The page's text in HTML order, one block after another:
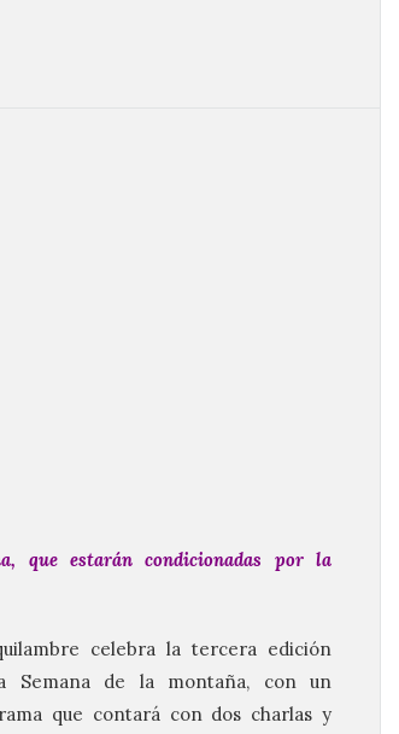
que estarán condicionadas por la
celebra la tercera edición
Semana de la montaña, con un
que contará con dos charlas y